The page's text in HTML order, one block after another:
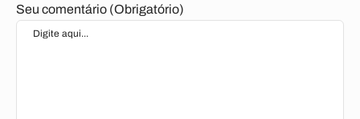
Seu comentário (Obrigatório)